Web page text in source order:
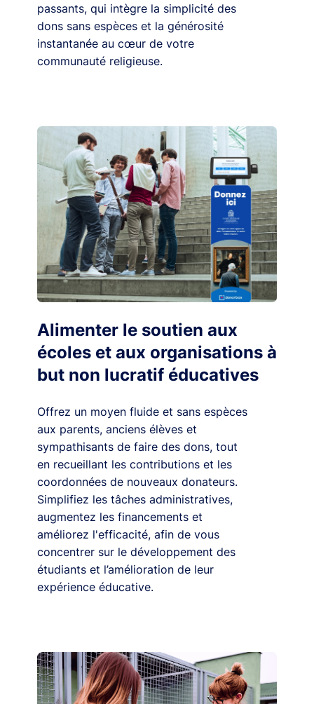
passants, qui intègre la simplicité des
dons sans espèces et la générosité
instantanée au cœur de votre
communauté religieuse.
Alimenter le soutien aux
écoles et aux organisations à
but non lucratif éducatives
Offrez un moyen fluide et sans espèces
aux parents, anciens élèves et
sympathisants de faire des dons, tout
en recueillant les contributions et les
coordonnées de nouveaux donateurs.
Simplifiez les tâches administratives,
augmentez les financements et
améliorez l'efficacité, afin de vous
concentrer sur le développement des
étudiants et l’amélioration de leur
expérience éducative.